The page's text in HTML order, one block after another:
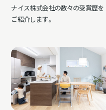
ナイス株式会社の数々の受賞歴を
ご紹介します。